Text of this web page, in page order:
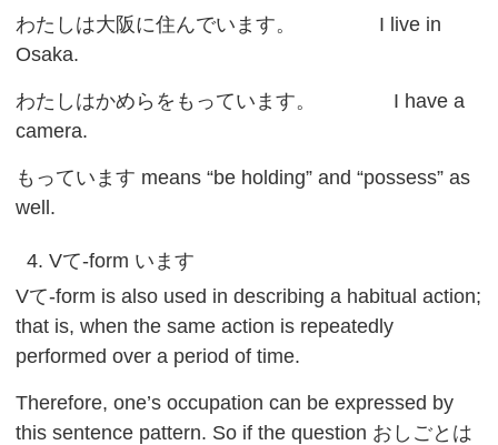
わたしは大阪に住んでいます。 I live in
Osaka.
わたしはかめらをもっています。 I have a
camera.
もっています means “be holding” and “possess” as
well.
4. Vて-form います
Vて-form is also used in describing a habitual action;
that is, when the same action is repeatedly
performed over a period of time.
Therefore, one’s occupation can be expressed by
this sentence pattern. So if the question おしごとは